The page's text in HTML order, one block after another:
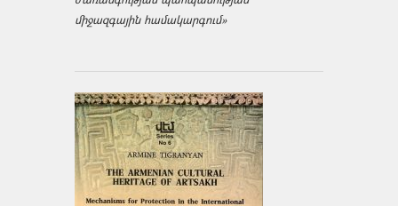
միջազ­գային համակարգում»